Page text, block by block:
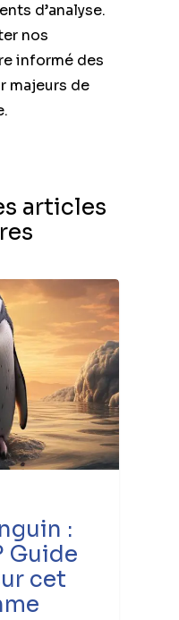
d’analyse.
nos
informé des
majeurs de
articles
:
Guide
cet